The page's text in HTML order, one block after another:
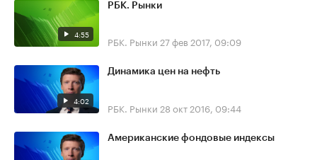
4:55
РБК. Рынки
РБК. Рынки 27 фев 2017, 09:09
4:02
Динамика цен на нефть
РБК. Рынки 28 окт 2016, 09:44
Американские фондовые индексы